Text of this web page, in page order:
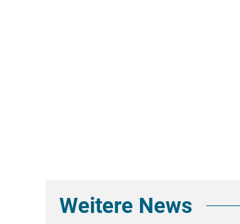
Weitere News